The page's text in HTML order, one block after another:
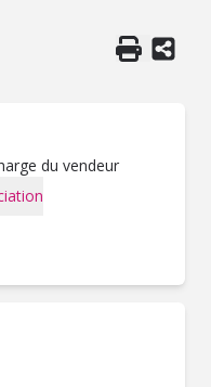
du vendeur